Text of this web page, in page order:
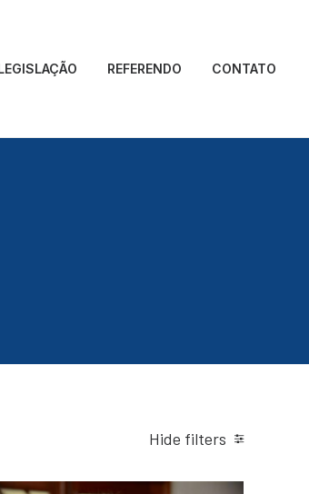
REFERENDO CONTATO
Hide filters